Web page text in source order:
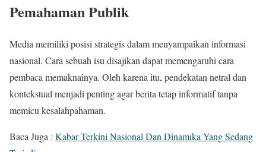
Pemahaman Publik
Media memiliki posisi strategis dalam menyampaikan informasi
nasional. Cara sebuah isu disajikan dapat memengaruhi cara
pembaca memaknainya. Oleh karena itu, pendekatan netral dan
kontekstual menjadi penting agar berita tetap informatif tanpa
memicu kesalahpahaman.
Baca Juga : Kabar Terkini Nasional Dan Dinamika Yang Sedang